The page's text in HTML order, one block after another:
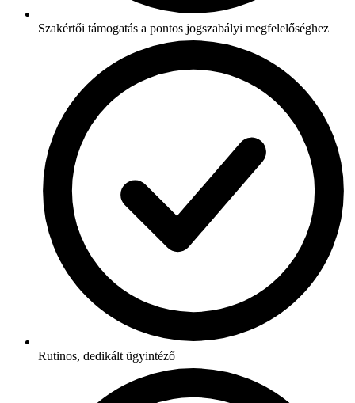
Szakértői támogatás a pontos jogszabályi megfelelőséghez
Rutinos, dedikált ügyintéző